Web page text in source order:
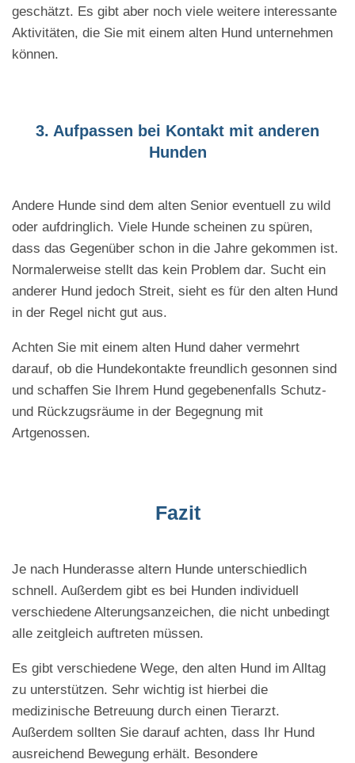
geschätzt. Es gibt aber noch viele weitere interessante
Aktivitäten, die Sie mit einem alten Hund unternehmen
können.
3. Aufpassen bei Kontakt mit anderen
Hunden
Andere Hunde sind dem alten Senior eventuell zu wild
oder aufdringlich. Viele Hunde scheinen zu spüren,
dass das Gegenüber schon in die Jahre gekommen ist.
Normalerweise stellt das kein Problem dar. Sucht ein
anderer Hund jedoch Streit, sieht es für den alten Hund
in der Regel nicht gut aus.
Achten Sie mit einem alten Hund daher vermehrt
darauf, ob die Hundekontakte freundlich gesonnen sind
und schaffen Sie Ihrem Hund gegebenenfalls Schutz-
und Rückzugsräume in der Begegnung mit
Artgenossen.
Fazit
Je nach Hunderasse altern Hunde unterschiedlich
schnell. Außerdem gibt es bei Hunden individuell
verschiedene Alterungsanzeichen, die nicht unbedingt
alle zeitgleich auftreten müssen.
Es gibt verschiedene Wege, den alten Hund im Alltag
zu unterstützen. Sehr wichtig ist hierbei die
medizinische Betreuung durch einen Tierarzt.
Außerdem sollten Sie darauf achten, dass Ihr Hund
ausreichend Bewegung erhält. Besondere